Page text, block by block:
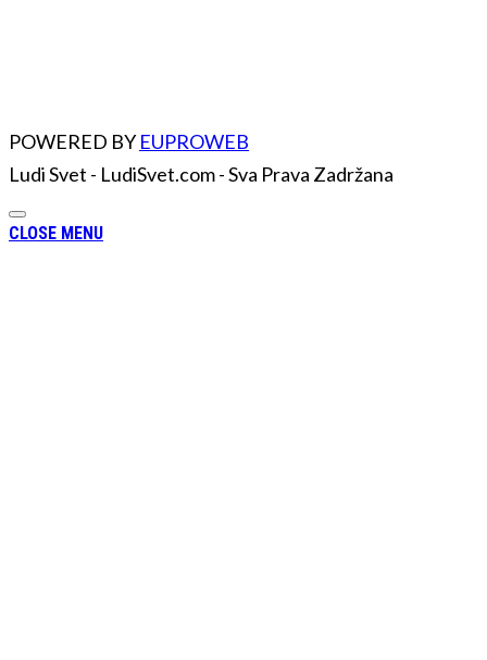
POWERED BYEUPROWEB
Ludi Svet - LudiSvet.com - Sva Prava Zadržana
CLOSE MENU